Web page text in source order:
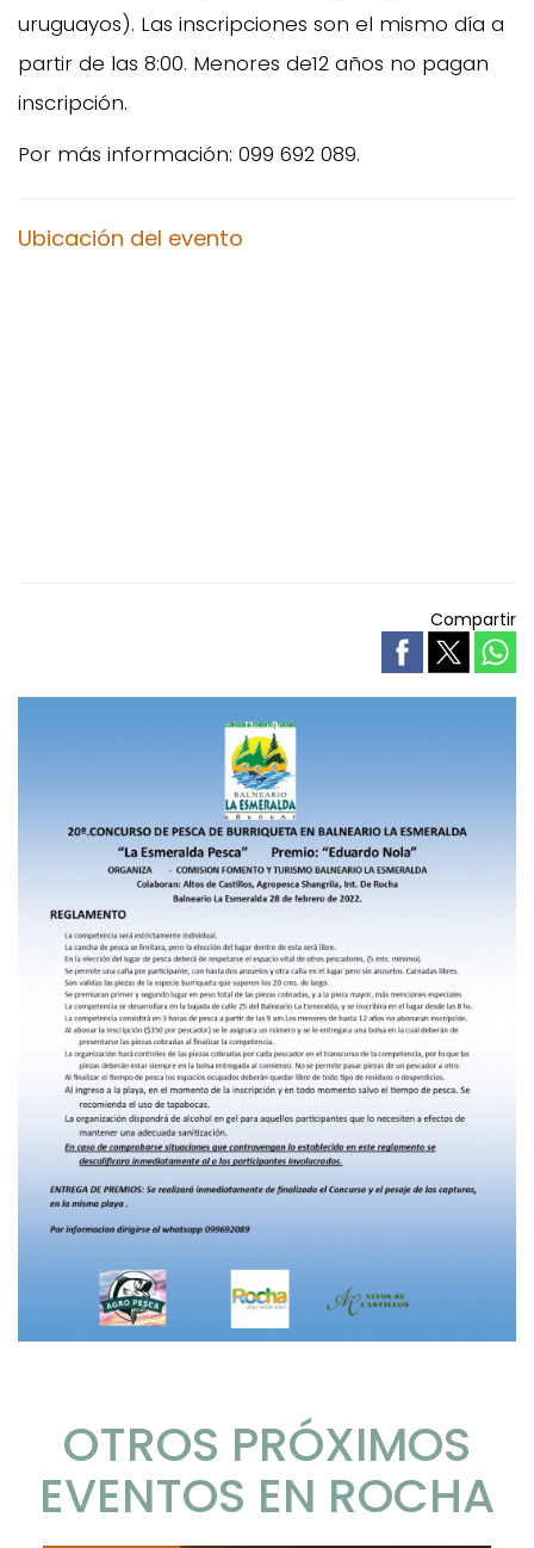
uruguayos). Las inscripciones son el mismo día a
partir de las 8:00. Menores de12 años no pagan
inscripción.
Por más información: 099 692 089.
Ubicación del evento
Compartir
OTROS PRÓXIMOS
EVENTOS EN ROCHA